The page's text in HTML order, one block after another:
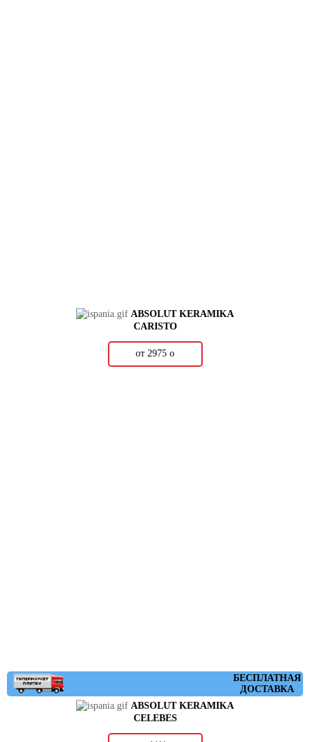
ABSOLUT KERAMIKA
CARISTO
от 2975 о
БЕСПЛАТНАЯ
ДОСТАВКА
ABSOLUT KERAMIKA
CELEBES